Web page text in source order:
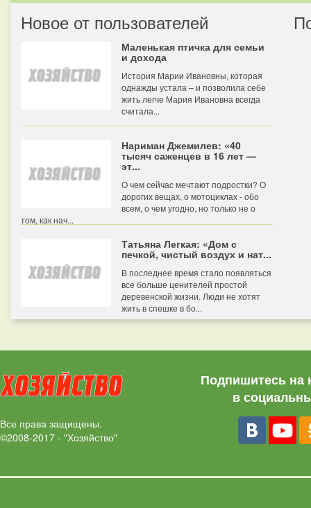
Новое от пользователей
Маленькая птичка для семьи
и дохода
История Марии Ивановны, которая
однажды устала – и позволила себе
жить легче Мария Ивановна всегда
считала...
Нариман Джемилев: «40
тысяч саженцев в 16 лет —
эт...
О чем сейчас мечтают подростки? О
дорогих вещах, о мотоциклах - обо
всем, о чем угодно, но только не о
том, как нач...
Татьяна Легкая: «Дом с
печкой, чистый воздух и нат...
В последнее время стало появляться
все больше ценителей простой
деревенской жизни. Люди не хотят
жить в спешке в бо...
Все права защищены.
©2008-2017 - "Хозяйство"
Подпишитесь на
в